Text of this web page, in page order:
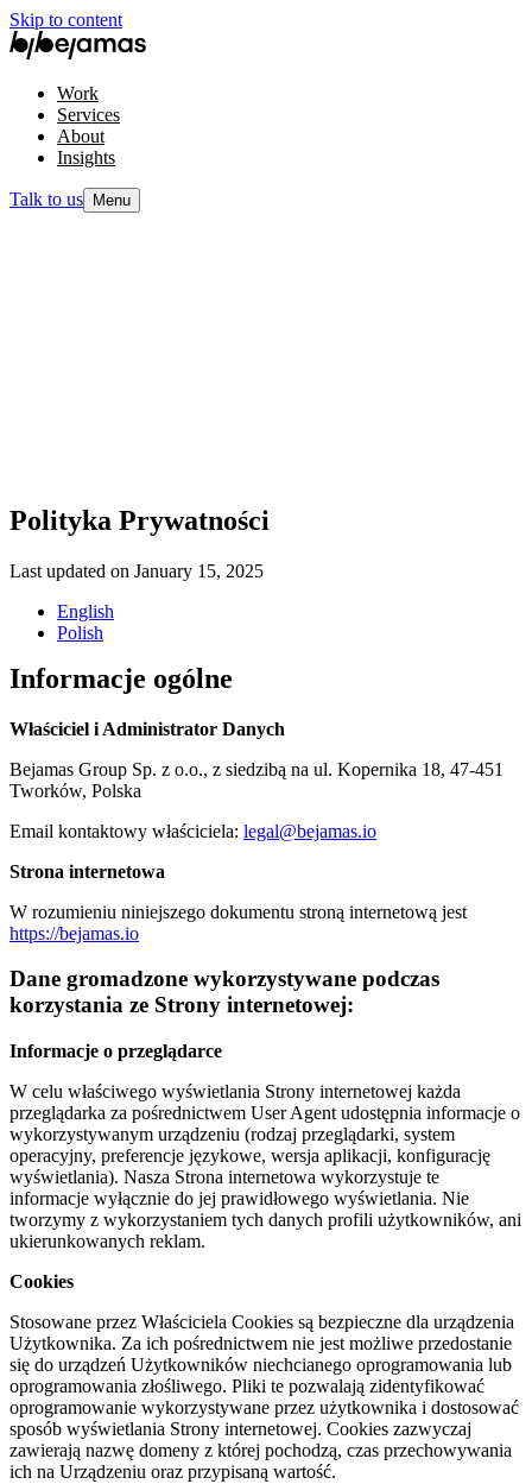
Skip to content
Work
Services
About
Insights
Talk to us Menu
Polityka Prywatności
Last updated on January 15, 2025
English
Polish
Informacje ogólne
Właściciel i Administrator Danych
Bejamas Group Sp. z o.o., z siedzibą na ul. Kopernika 18, 47-451
Tworków, Polska
Email kontaktowy właściciela: legal@bejamas.io
Strona internetowa
W rozumieniu niniejszego dokumentu stroną internetową jest
https://bejamas.io
Dane gromadzone wykorzystywane podczas
korzystania ze Strony internetowej:
Informacje o przeglądarce
W celu właściwego wyświetlania Strony internetowej każda
przeglądarka za pośrednictwem User Agent udostępnia informacje o
wykorzystywanym urządzeniu (rodzaj przeglądarki, system
operacyjny, preferencje językowe, wersja aplikacji, konfigurację
wyświetlania). Nasza Strona internetowa wykorzystuje te
informacje wyłącznie do jej prawidłowego wyświetlania. Nie
tworzymy z wykorzystaniem tych danych profili użytkowników, ani
ukierunkowanych reklam.
Cookies
Stosowane przez Właściciela Cookies są bezpieczne dla urządzenia
Użytkownika. Za ich pośrednictwem nie jest możliwe przedostanie
się do urządzeń Użytkowników niechcianego oprogramowania lub
oprogramowania złośliwego. Pliki te pozwalają zidentyfikować
oprogramowanie wykorzystywane przez użytkownika i dostosować
sposób wyświetlania Strony internetowej. Cookies zazwyczaj
zawierają nazwę domeny z której pochodzą, czas przechowywania
ich na Urządzeniu oraz przypisaną wartość.